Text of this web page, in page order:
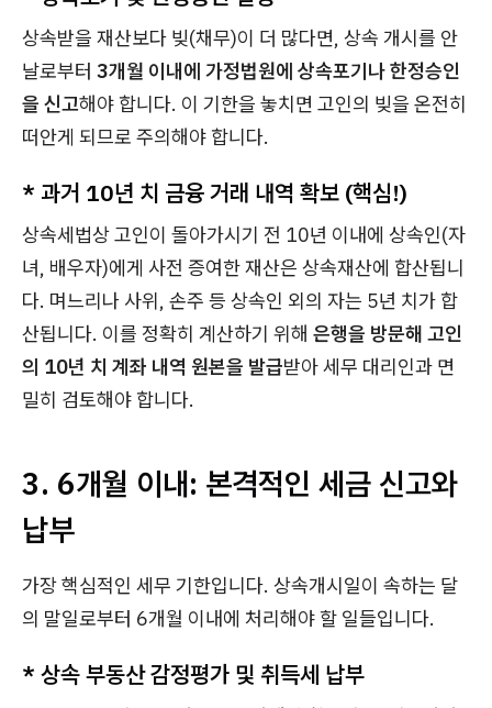
상속받을 재산보다 빚(채무)이 더 많다면, 상속 개시를 안
날로부터 3개월 이내에 가정법원에 상속포기나 한정승인
을 신고해야 합니다. 이 기한을 놓치면 고인의 빚을 온전히
떠안게 되므로 주의해야 합니다.
* 과거 10년 치 금융 거래 내역 확보 (핵심!)
상속세법상 고인이 돌아가시기 전 10년 이내에 상속인(자
녀, 배우자)에게 사전 증여한 재산은 상속재산에 합산됩니
다. 며느리나 사위, 손주 등 상속인 외의 자는 5년 치가 합
산됩니다. 이를 정확히 계산하기 위해 은행을 방문해 고인
의 10년 치 계좌 내역 원본을 발급받아 세무 대리인과 면
밀히 검토해야 합니다.
3. 6개월 이내: 본격적인 세금 신고와
납부
가장 핵심적인 세무 기한입니다. 상속개시일이 속하는 달
의 말일로부터 6개월 이내에 처리해야 할 일들입니다.
* 상속 부동산 감정평가 및 취득세 납부